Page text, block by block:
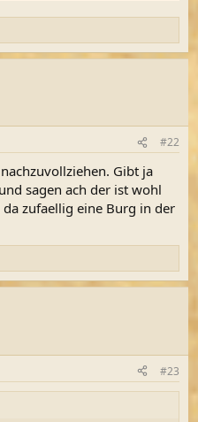
#22
Gibt ja
sagen ach der ist wohl
zufaellig eine Burg in der
#23